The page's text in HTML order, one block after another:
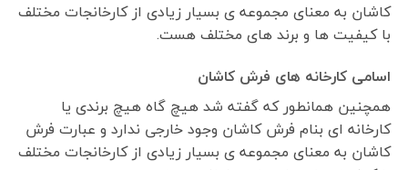
کاشان به معنای مجموعه ی بسیار زیادی از کارخانجات مختلف
با کیفیت ها و برند های مختلف هست.
اسامی کارخانه های فرش کاشان
همچنین همانطور که گفته شد هیچ گاه هیچ برندی یا
کارخانه ای بنام فرش کاشان وجود خارجی ندارد و عبارت فرش
کاشان به معنای مجموعه ی بسیار زیادی از کارخانجات مختلف